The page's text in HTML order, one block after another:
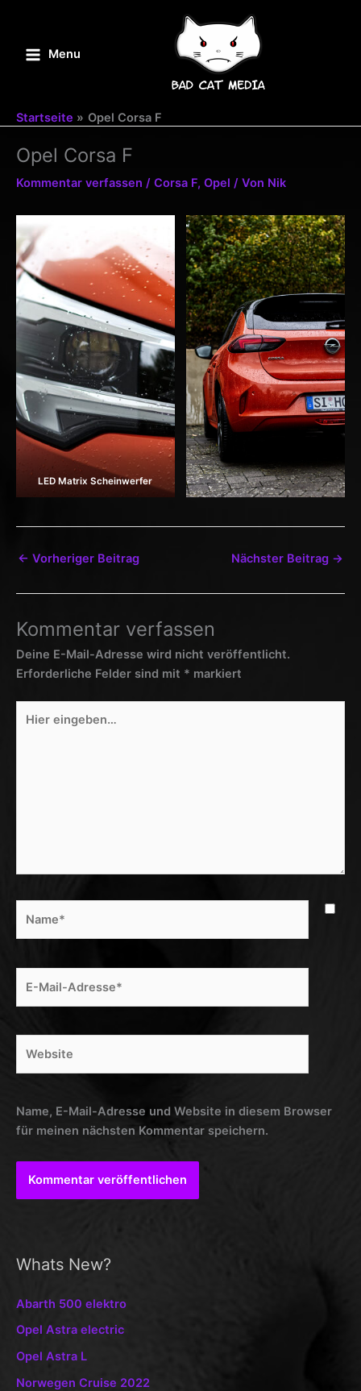
springenMenu
Startseite Opel Corsa F
Whats New?
Abarth 500 elektro
Opel Astra electric
Opel Astra L
Norwegen Cruise 2022
Opel Corsa F
Kommentar verfassen / Corsa F, Opel / Von Nik
LED Matrix Scheinwerfer
← Vorheriger Beitrag Nächster Beitrag →
Kommentar verfassen
Deine E-Mail-Adresse wird nicht veröffentlicht.
Erforderliche Felder sind mit * markiert
eingeben…
Mail-
Name, E-Mail-Adresse und Website in diesem Browser
für meinen nächsten Kommentar speichern.